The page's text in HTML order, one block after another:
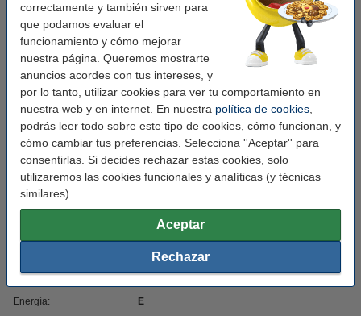
correctamente y también sirven para
que podamos evaluar el
funcionamiento y cómo mejorar
nuestra página. Queremos mostrarte
anuncios acordes con tus intereses, y
por lo tanto, utilizar cookies para ver tu comportamiento en
nuestra web y en internet. En nuestra política de cookies
podrás leer todo sobre este tipo de cookies, cómo funcionan, y
cómo cambiar tus preferencias. Selecciona ''Aceptar'' para
consentirlas. Si decides rechazar estas cookies, solo
utilizaremos las cookies funcionales y analíticas (y técnicas
similares).
Aceptar
Rechazar
Acabado: mate
Material: vidrio
Regulable: no
funcionamiento:
Medidas: 150 x 2,8 cm
Voltaje mín: 220 - 240 V
50-60Hz
funcionamiento:
-20 a +45 °C
Energía: E